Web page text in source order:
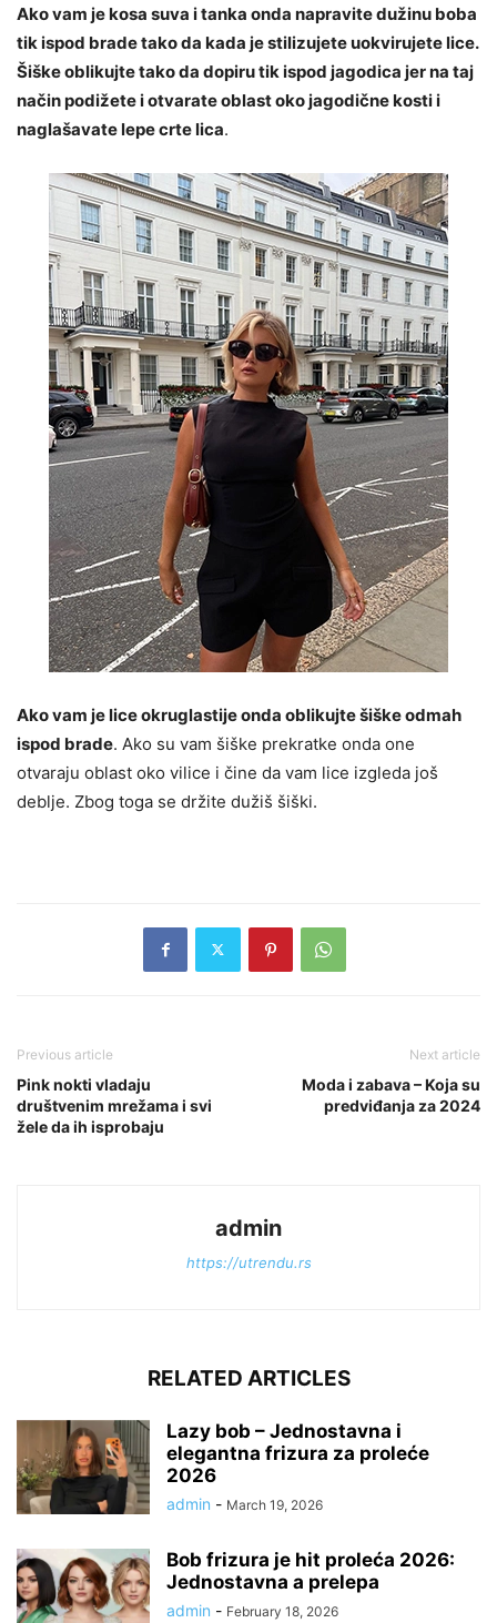
Ako vam je kosa suva i tanka onda napravite dužinu boba
tik ispod brade tako da kada je stilizujete uokvirujete lice.
Šiške oblikujte tako da dopiru tik ispod jagodica jer na taj
način podižete i otvarate oblast oko jagodične kosti i
naglašavate lepe crte lica.
Ako vam je lice okruglastije onda oblikujte šiške odmah
ispod brade. Ako su vam šiške prekratke onda one
otvaraju oblast oko vilice i čine da vam lice izgleda još
deblje. Zbog toga se držite dužiš šiški.
Previous article
Pink nokti vladaju
društvenim mrežama i svi
žele da ih isprobaju
Next article
Moda i zabava – Koja su
predviđanja za 2024
admin
https://utrendu.rs
RELATED ARTICLES
Lazy bob – Jednostavna i
elegantna frizura za proleće
2026
admin - March 19, 2026
Bob frizura je hit proleća 2026:
Jednostavna a prelepa
admin - February 18, 2026